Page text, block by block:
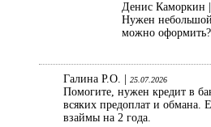
Денис Каморкин |
Нужен
можно оформить?
Галина Р.О. | 25.07.2026
Помогите, нужен кредит в
всяких предоплат и обмана.
взаймы на 2 года.